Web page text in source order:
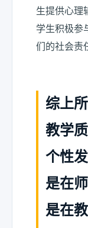
生提供心理
学生积极参
们的社会责
综上
教学
个性
是在
是在